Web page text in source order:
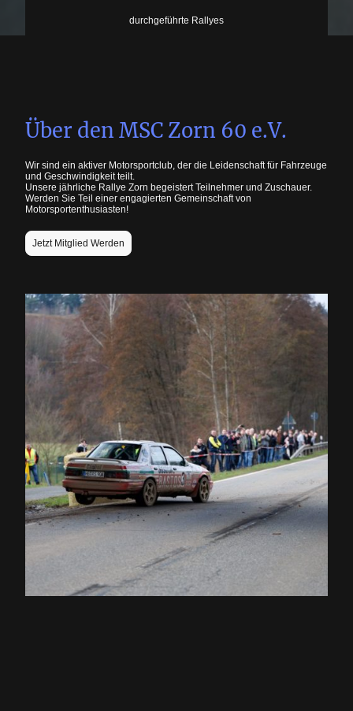
durchgeführte Rallyes
Über den MSC Zorn 60 e.V.
Wir sind ein aktiver Motorsportclub, der die Leidenschaft für Fahrzeuge
und Geschwindigkeit teilt.
Unsere jährliche Rallye Zorn begeistert Teilnehmer und Zuschauer.
Werden Sie Teil einer engagierten Gemeinschaft von
Motorsportenthusiasten!
Jetzt Mitglied Werden